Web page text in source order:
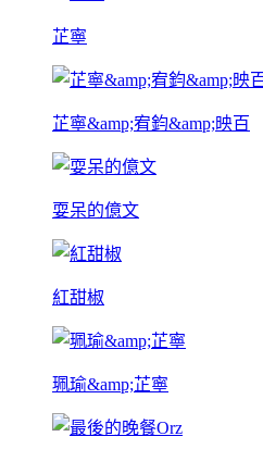
芷寧
芷寧&amp;宥鈞&amp;映百
耍呆的億文
紅甜椒
珮瑜&amp;芷寧